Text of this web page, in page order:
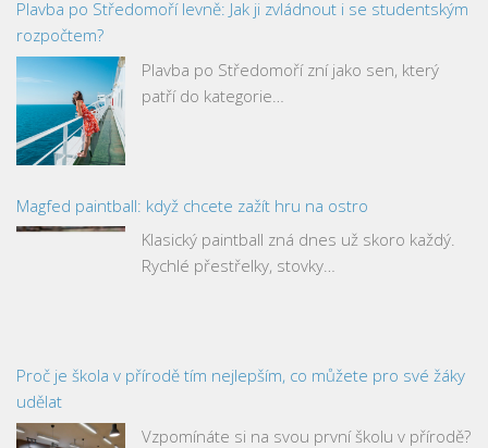
Plavba po Středomoří levně: Jak ji zvládnout i se studentským
rozpočtem?
Plavba po Středomoří zní jako sen, který
patří do kategorie…
Magfed paintball: když chcete zažít hru na ostro
Klasický paintball zná dnes už skoro každý.
Rychlé přestřelky, stovky…
Proč je škola v přírodě tím nejlepším, co můžete pro své žáky
udělat
Vzpomínáte si na svou první školu v přírodě?